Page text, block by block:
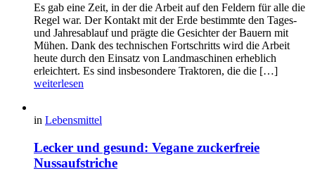
Es gab eine Zeit, in der die Arbeit auf den Feldern für alle die
Regel war. Der Kontakt mit der Erde bestimmte den Tages-
und Jahresablauf und prägte die Gesichter der Bauern mit
Mühen. Dank des technischen Fortschritts wird die Arbeit
heute durch den Einsatz von Landmaschinen erheblich
erleichtert. Es sind insbesondere Traktoren, die die […]
weiterlesen
in Lebensmittel
Lecker und gesund: Vegane zuckerfreie
Nussaufstriche